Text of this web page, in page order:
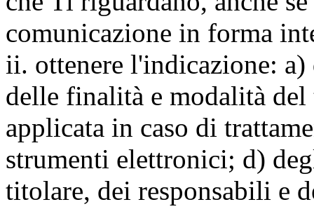
comunicazione in forma
ii. ottenere l'indicazione:
delle finalità e modalità
applicata in caso di
strumenti elettronici; d)
titolare, dei responsabili e